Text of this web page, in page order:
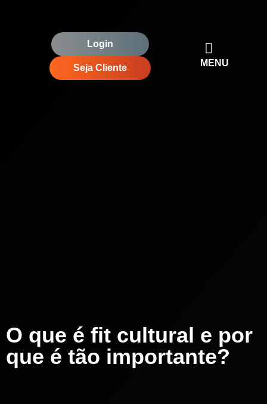
Login
Seja Cliente MENU
O que é fit cultural e por
que é tão importante?